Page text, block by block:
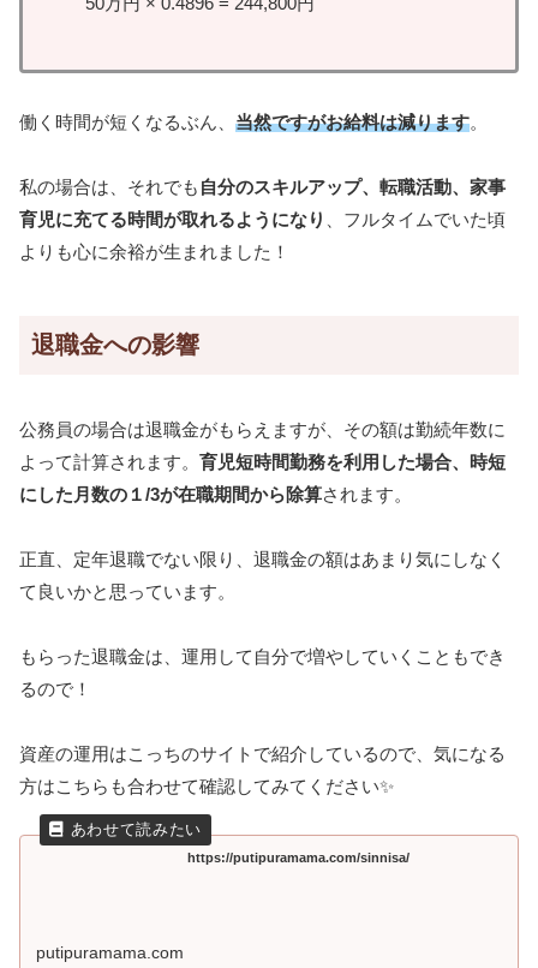
働く時間が短くなるぶん、 当然ですがお給料は減ります。
私の場合は、それでも 自分のスキルアップ、転職活動、家事
育児に充てる時間が取れるようになり
、フルタイムでいた頃
よりも心に余裕が生まれました！
退職金への影響
公務員の場合は退職金がもらえますが、その額は勤続年数に
よって計算されます。 育児短時間勤務を利用した場合、時短
にした月数の１/3が在職期間から除算されます。
正直、定年退職でない限り、退職金の額はあまり気にしなく
て良いかと思っています。
もらった退職金は、運用して自分で増やしていくこともでき
るので！
資産の運用はこっちのサイトで紹介しているので、気になる
方はこちらも合わせて確認してみてください✨
https://putipuramama.com/sinnisa/
putipuramama.com